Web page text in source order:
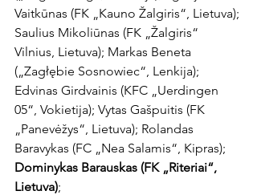
Vaitkūnas (FK „Kauno Žalgiris“, Lietuva);
Saulius Mikoliūnas (FK „Žalgiris“
Vilnius, Lietuva); Markas Beneta
(„Zagłębie Sosnowiec“, Lenkija);
Edvinas Girdvainis (KFC „Uerdingen
05“, Vokietija); Vytas Gašpuitis (FK
„Panevėžys“, Lietuva); Rolandas
Baravykas (FC „Nea Salamis“, Kipras);
Dominykas Barauskas (FK „Riteriai“,
Lietuva);